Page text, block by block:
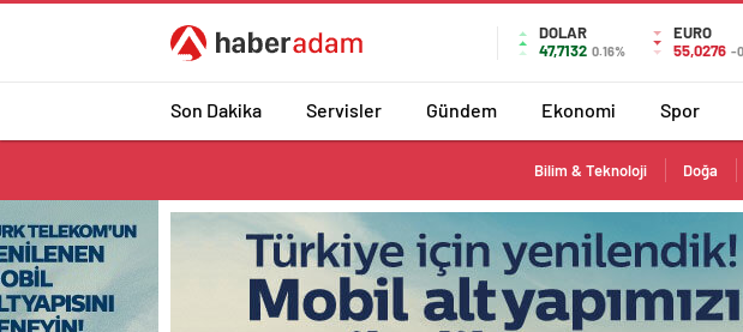
DOLAR
47,7132 0.16%
EURO
55,0276 -
Son Dakika Servisler Gündem Ekonomi Spor
Bilim & Teknoloji Doğa